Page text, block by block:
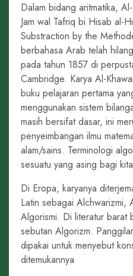
Dalam bidang aritmatika,
Jam wal Tafriq bi Hisab al-
Substraction by the
berbahasa Arab telah
pada tahun 1857 di
Cambridge. Karya Al-
buku pelajaran pertama
menggunakan sistem
masih bersifat dasar, ini
penyeimbangan ilmu
alam/sains. Terminologi
sesuatu yang asing bagi
Di Eropa, karyanya
Latin sebagai Alchwarizmi,
Algorismi. Di literatur barat
sebutan Algorizm.
dipakai untuk menyebut
ditemukannya